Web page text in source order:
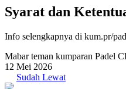
Syarat dan
Info selengkapnya di kum.pr/
Mabar teman kumparan Padel
12 Mei 2026
Sudah Lewat